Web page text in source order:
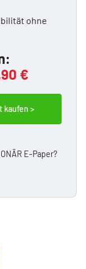
ohne
€
kaufen >
E-Paper?